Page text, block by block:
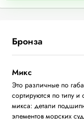
Бронза
Микс
Это различные по
сортируются по типу
микса: детали
элементов морских